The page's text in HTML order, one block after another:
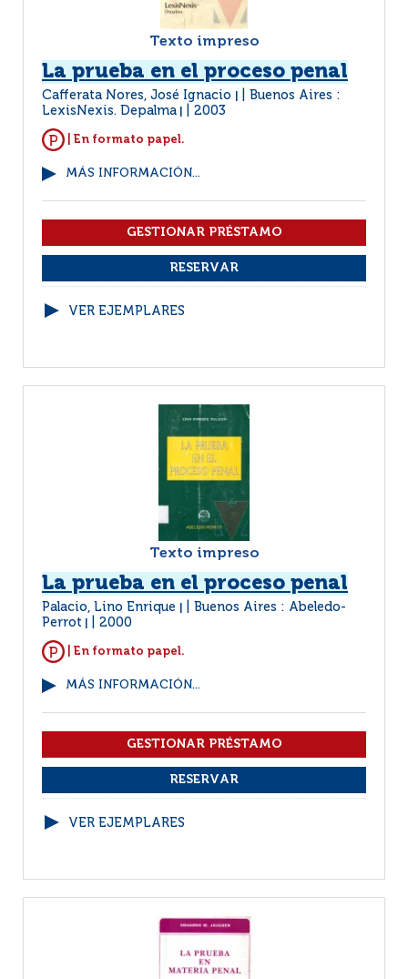
Texto impreso
La prueba en el proceso penal
Cafferata Nores, José Ignacio
Buenos Aires :
LexisNexis. Depalma
2003
| En formato papel.
MÁS INFORMACIÓN...
VER EJEMPLARES
Texto impreso
La prueba en el proceso penal
Palacio, Lino Enrique
Buenos Aires : Abeledo-
Perrot
2000
| En formato papel.
MÁS INFORMACIÓN...
VER EJEMPLARES